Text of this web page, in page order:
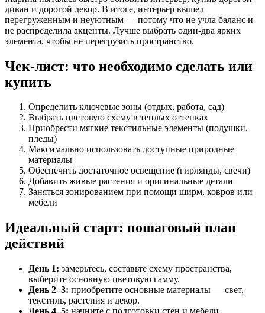
диван и дорогой декор. В итоге, интерьер вышел
перегруженным и неуютным — потому что не учла баланс и
не распределила акценты. Лучше выбрать один-два ярких
элемента, чтобы не перегрузить пространство.
Чек-лист: что необходимо сделать или
купить
Определить ключевые зоны (отдых, работа, сад)
Выбрать цветовую схему в теплых оттенках
Приобрести мягкие текстильные элементы (подушки,
пледы)
Максимально использовать доступные природные
материалы
Обеспечить достаточное освещение (гирлянды, свечи)
Добавить живые растения и оригинальные детали
Заняться зонированием при помощи ширм, ковров или
мебели
Идеальный старт: пошаговый план
действий
День 1: замерьтесь, составьте схему пространства,
выберите основную цветовую гамму.
День 2–3: приобретите основные материалы — свет,
текстиль, растения и декор.